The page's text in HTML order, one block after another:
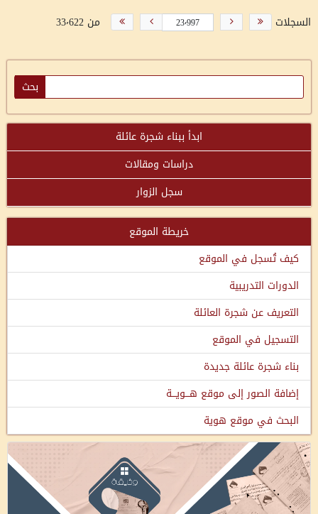
السجلات من 33٬622
ابدأ ببناء شجرة عائلة
دراسات ومقالات
سجل الزوار
خريطة الموقع
كيف تُسجل في الموقع
الدورات التدريبية
التعريف عن شجرة العائلة
التسجيل في الموقع
بناء شجرة عائلة جديدة
إضافة الصور إلى موقع هـــويـــة
البحث في موقع هوية